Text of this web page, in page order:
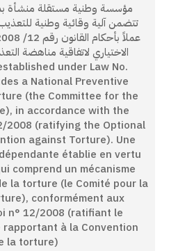
تتضمن آلية وقائية وطنية
under Law No.
a National Preventive
(the Committee for the
in accordance with the
2008 (ratifying the Optional
against Torture). Une
établie en vertu
comprend un mécanisme
la torture (le Comité pour la
conformément aux
n° 12/2008 (ratifiant le
à la Convention
la torture).